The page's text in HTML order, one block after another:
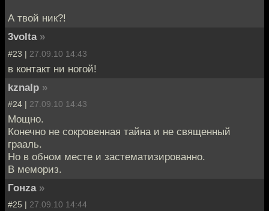
А твой ник?!
3volta »
#23 | 27.09.10 14:43
в контакт ни ногой!
kznalp »
#24 | 27.09.10 14:43
Мощно.
Конечно не сокровенная тайна и не священный
грааль.
Но в обном месте и застематизированно.
В мемориз.
Гонzа »
#25 | 27.09.10 14:44